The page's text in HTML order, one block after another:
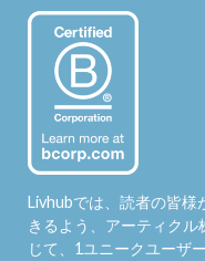
Livhubでは、読者の皆様
きるよう、アーティク
じて、1ユニークユーザ